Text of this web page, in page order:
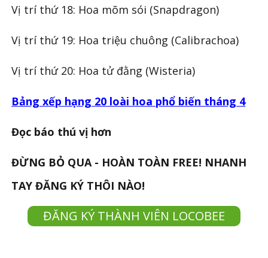
Vị trí thứ 18: Hoa mõm sói (Snapdragon)
Vị trí thứ 19: Hoa triệu chuông (Calibrachoa)
Vị trí thứ 20: Hoa tử đằng (Wisteria)
Bảng xếp hạng 20 loài hoa phổ biến tháng 4
Đọc báo thú vị hơn
ĐỪNG BỎ QUA - HOÀN TOÀN FREE! NHANH
TAY ĐĂNG KÝ THÔI NÀO!
ĐĂNG KÝ THÀNH VIÊN LOCOBEE